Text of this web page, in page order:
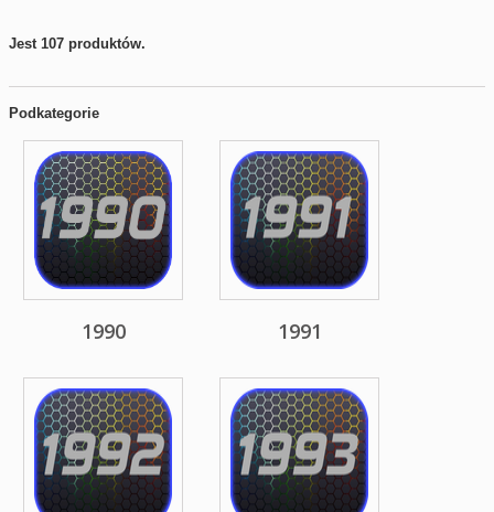
Jest 107 produktów.
Podkategorie
1990 1991